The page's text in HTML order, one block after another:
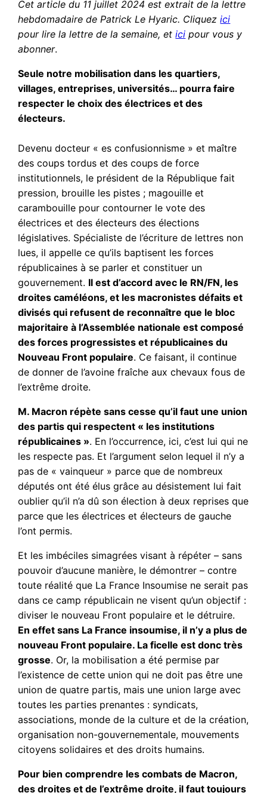
Cet article du 11 juillet 2024 est extrait de la lettre
hebdomadaire de Patrick Le Hyaric. Cliquezici
pour lire la lettre de la semaine, etici pour vous y
abonner.
Seule notre mobilisation dans les quartiers,
villages, entreprises, universités… pourra faire
respecter le choix des électrices et des
électeurs.
Devenu docteur « es confusionnisme » et maître
des coups tordus et des coups de force
institutionnels, le président de la République fait
pression, brouille les pistes ; magouille et
carambouille pour contourner le vote des
électrices et des électeurs des élections
législatives. Spécialiste de l’écriture de lettres non
lues, il appelle ce qu’ils baptisent les forces
républicaines à se parler et constituer un
gouvernement. Il est d’accord avec le RN/FN, les
droites caméléons, et les macronistes défaits et
divisés qui refusent de reconnaître que le bloc
majoritaire à l’Assemblée nationale est composé
des forces progressistes et républicaines du
Nouveau Front populaire. Ce faisant, il continue
de donner de l’avoine fraîche aux chevaux fous de
l’extrême droite.
M. Macron répète sans cesse qu’il faut une union
des partis qui respectent « les institutions
républicaines ». En l’occurrence, ici, c’est lui qui ne
les respecte pas. Et l’argument selon lequel il n’y a
pas de « vainqueur » parce que de nombreux
députés ont été élus grâce au désistement lui fait
oublier qu’il n’a dû son élection à deux reprises que
parce que les électrices et électeurs de gauche
l’ont permis.
Et les imbéciles simagrées visant à répéter – sans
pouvoir d’aucune manière, le démontrer – contre
toute réalité que La France Insoumise ne serait pas
dans ce camp républicain ne visent qu’un objectif :
diviser le nouveau Front populaire et le détruire.
En effet sans La France insoumise, il n’y a plus de
nouveau Front populaire. La ficelle est donc très
grosse. Or, la mobilisation a été permise par
l’existence de cette union qui ne doit pas être une
union de quatre partis, mais une union large avec
toutes les parties prenantes : syndicats,
associations, monde de la culture et de la création,
organisation non-gouvernementale, mouvements
citoyens solidaires et des droits humains.
Pour bien comprendre les combats de Macron,
des droites et de l’extrême droite, il faut toujours